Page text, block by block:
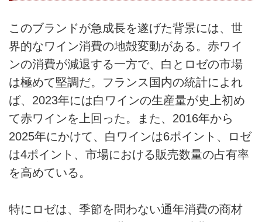
このブランドが急成長を遂げた背景には、世
界的なワイン消費の地殻変動がある。赤ワイ
ンの消費が減退する一方で、白とロゼの市場
は極めて堅調だ。フランス国内の統計によれ
ば、2023年には白ワインの生産量が史上初め
て赤ワインを上回った。また、2016年から
2025年にかけて、白ワインは6ポイント、ロゼ
は4ポイント、市場における販売数量の占有率
を高めている。
特にロゼは、季節を問わない通年消費の商材